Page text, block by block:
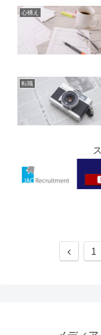
心構え
転職
1